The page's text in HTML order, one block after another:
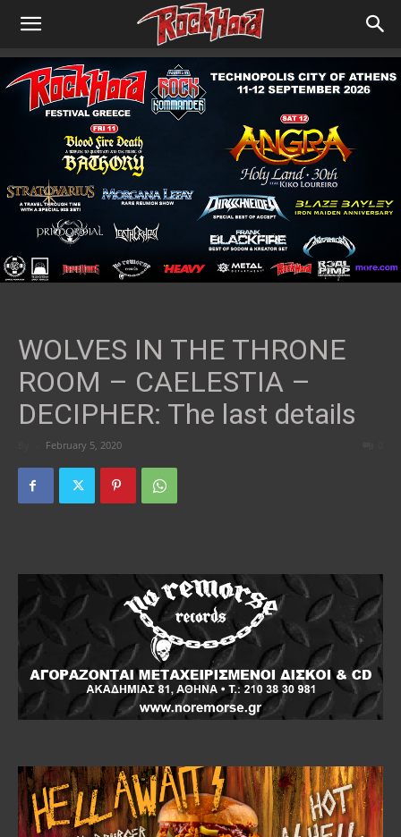
WOLVES IN THE THRONE
ROOM – CAELESTIA –
DECIPHER: The last details
February 5, 2020